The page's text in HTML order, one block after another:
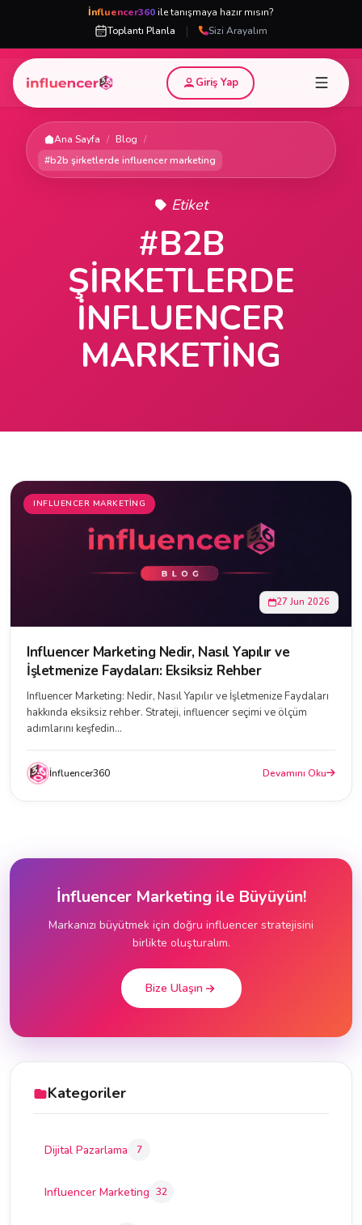
İnfluencer360 ile tanışmaya hazır mısın?
Toplantı Planla
| Sizi Arayalım
Giriş Yap
Ana Sayfa / Blog /
#b2b şirketlerde influencer marketing
Etiket
#B2B
ŞIRKETLERDE
INFLUENCER
MARKETING
INFLUENCER MARKETING
27 Jun 2026
Influencer Marketing Nedir, Nasıl Yapılır ve
İşletmenize Faydaları: Eksiksiz Rehber
Influencer Marketing: Nedir, Nasıl Yapılır ve İşletmenize Faydaları
hakkında eksiksiz rehber. Strateji, influencer seçimi ve ölçüm
adımlarını keşfedin...
İnfluencer360 Devamını Oku
İnfluencer Marketing ile Büyüyün!
Markanızı büyütmek için doğru influencer stratejisini
birlikte oluşturalım.
Bize Ulaşın
Kategoriler
Dijital Pazarlama 7
Influencer Marketing 32